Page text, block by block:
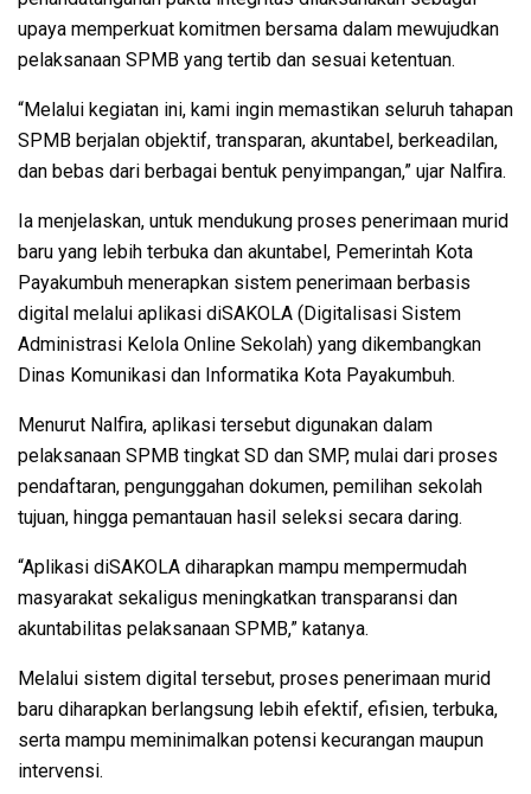
upaya memperkuat komitmen bersama dalam mewujudkan
pelaksanaan SPMB yang tertib dan sesuai ketentuan.
“Melalui kegiatan ini, kami ingin memastikan seluruh tahapan
SPMB berjalan objektif, transparan, akuntabel, berkeadilan,
dan bebas dari berbagai bentuk penyimpangan,” ujar Nalfira.
Ia menjelaskan, untuk mendukung proses penerimaan murid
baru yang lebih terbuka dan akuntabel, Pemerintah Kota
Payakumbuh menerapkan sistem penerimaan berbasis
digital melalui aplikasi diSAKOLA (Digitalisasi Sistem
Administrasi Kelola Online Sekolah) yang dikembangkan
Dinas Komunikasi dan Informatika Kota Payakumbuh.
Menurut Nalfira, aplikasi tersebut digunakan dalam
pelaksanaan SPMB tingkat SD dan SMP, mulai dari proses
pendaftaran, pengunggahan dokumen, pemilihan sekolah
tujuan, hingga pemantauan hasil seleksi secara daring.
“Aplikasi diSAKOLA diharapkan mampu mempermudah
masyarakat sekaligus meningkatkan transparansi dan
akuntabilitas pelaksanaan SPMB,” katanya.
Melalui sistem digital tersebut, proses penerimaan murid
baru diharapkan berlangsung lebih efektif, efisien, terbuka,
serta mampu meminimalkan potensi kecurangan maupun
intervensi.